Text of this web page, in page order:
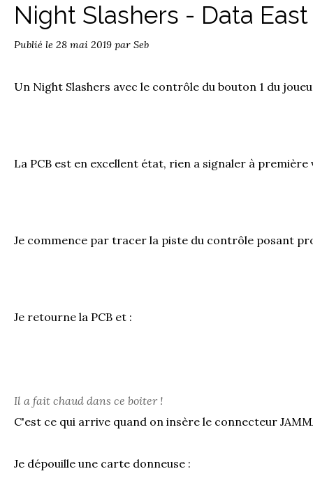
Night Slashers - Data
Publié le 28 mai 2019 par Seb
Un Night Slashers avec le contrôle du bouton 1 du
La PCB est en excellent état, rien a signaler à première
Je commence par tracer la piste du contrôle posant
Je retourne la PCB et :
Il a fait chaud dans ce boiter !
C'est ce qui arrive quand on insère le connecteur
Je dépouille une carte donneuse :